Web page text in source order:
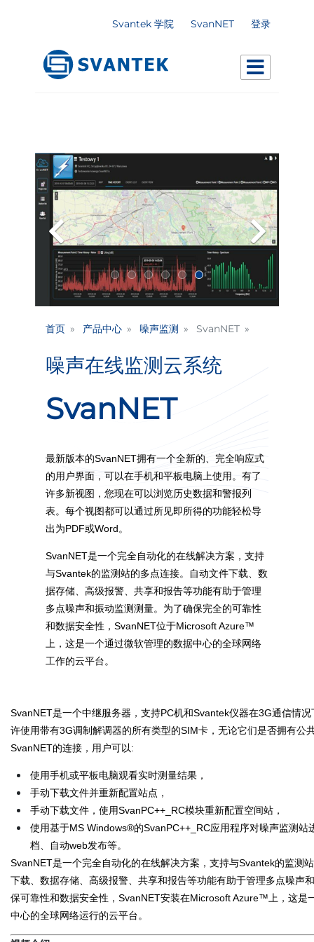
Svantek 学院 SvanNET 登录
Previous
首页 产品中心 噪声监测 SvanNET
噪声在线监测云系统
SvanNET
最新版本的SvanNET拥有一个全新的、完全响应式
的用户界面，可以在手机和平板电脑上使用。有了
许多新视图，您现在可以浏览历史数据和警报列
表。每个视图都可以通过所见即所得的功能轻松导
出为PDF或Word。
SvanNET是一个完全自动化的在线解决方案，支持
与Svantek的监测站的多点连接。自动文件下载、数
据存储、高级报警、共享和报告等功能有助于管理
多点噪声和振动监测测量。为了确保完全的可靠性
和数据安全性，SvanNET位于Microsoft Azure™
上，这是一个通过微软管理的数据中心的全球网络
工作的云平台。
SvanNET是一个中继服务器，支持PC机和Svantek仪器在3G通信情
许使用带有3G调制解调器的所有类型的SIM卡，无论它们是否拥有公
SvanNET的连接，用户可以:
使用手机或平板电脑观看实时测量结果，
手动下载文件并重新配置站点，
手动下载文件，使用SvanPC++_RC模块重新配置空间站，
使用基于MS Windows®的SvanPC++_RC应用程序对噪声监测站
档、自动web发布等。
SvanNET是一个完全自动化的在线解决方案，支持与Svantek的监测
下载、数据存储、高级报警、共享和报告等功能有助于管理多点噪声
保可靠性和数据安全性，SvanNET安装在Microsoft Azure™上，这是
中心的全球网络运行的云平台。